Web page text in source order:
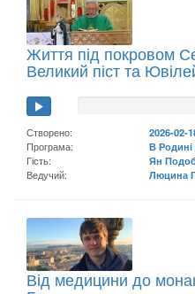
Життя під покровом
Великий піст та
Створено:
2026-02-
Програма:
В Родині
Гість:
Ян
Ведучий:
Люцина
Від медицини до